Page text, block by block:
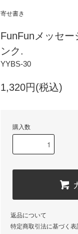
寄せ書き
FunFunメッセ
ンク.
YYBS-30
1,320円(税込)
購入数
返品について
特定商取引法に基づく表